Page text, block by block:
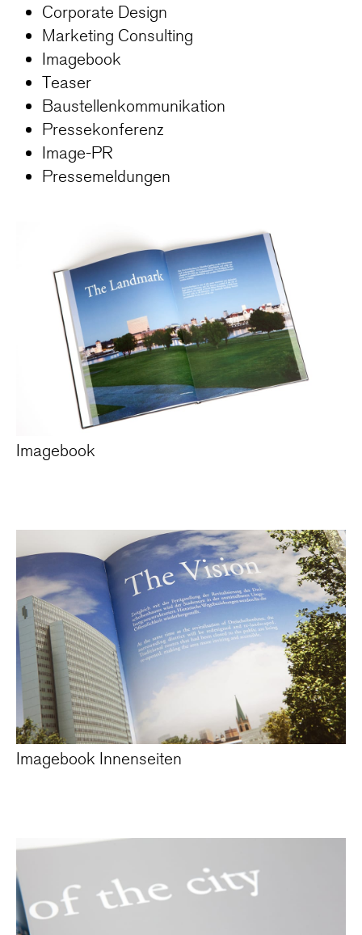
Corporate Design
Marketing Consulting
Imagebook
Teaser
Baustellenkommunikation
Pressekonferenz
Image-PR
Pressemeldungen
Imagebook
Imagebook Innenseiten